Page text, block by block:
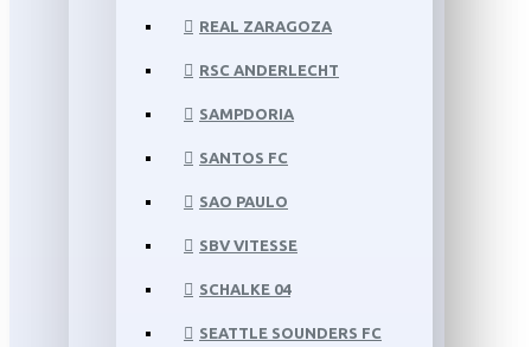
REAL ZARAGOZA
RSC ANDERLECHT
SAMPDORIA
SANTOS FC
SAO PAULO
SBV VITESSE
SCHALKE 04
SEATTLE SOUNDERS FC